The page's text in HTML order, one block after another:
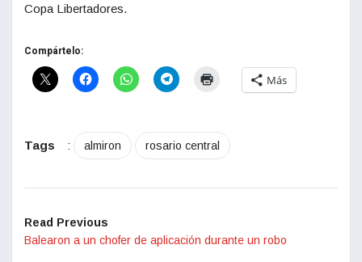
Copa Libertadores.
Compártelo:
Más
Tags : almiron rosario central
Read Previous
Balearon a un chofer de aplicación durante un robo